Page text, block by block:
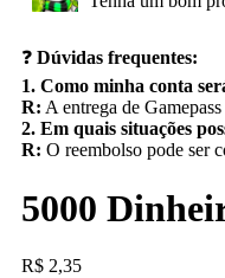
❓ Dúvidas frequentes:
1. Como minha conta
R: A entrega de
2. Em quais situações
R: O reembolso pode ser
5000
R$ 2,35